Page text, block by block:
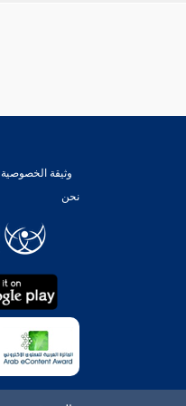
وثيقة الخصوصية
نحن